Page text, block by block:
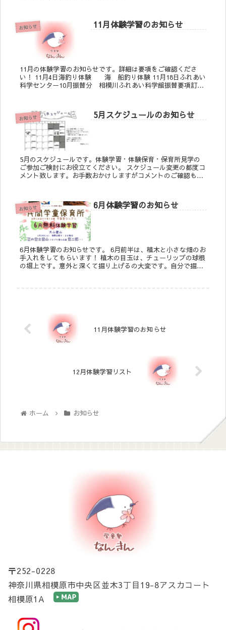
お知らせ 11月体験学習のお知らせ
11月の体験学習のお知らせです。詳細は要項をご確認くださ
い！ 11月4日海釣り体験 海 船釣り体験 11月18日ふれあい
科学センター10月振替分 相模川ふれあい科学館振替要項訂正
お知らせ 5月スケジュールのお知らせ
5月のスケジュールです。体験学習・体験保育・保育所見学の
ご参加ご検討にお役立てください。 スケジュール変更の都度コ
メント致します。お手数おかけしますがコメントのご確認もお
お知らせ 6月体験学習のお知らせ
6月体験学習のお知らせです。 6月前半は、植木と小さな畑のお
手入れをしてもらいます！ 植木の目玉は、チューリップの球根
の堀上です。意外と深くて掘り上げるの大変です。自分で掘り
11月体験学習のお知らせ
12月体験学習リスト
ホーム お知らせ
〒252-0228
神奈川県相模原市中央区並木3丁目19-8アスカコート
相模原1A